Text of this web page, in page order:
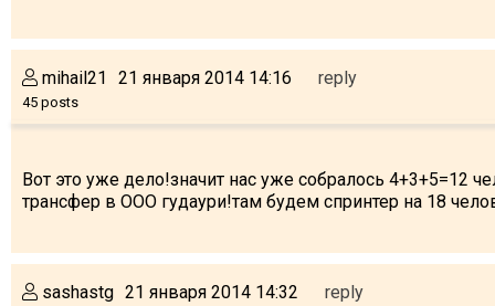
mihail21
45 posts
21 января 2014 14:16 reply
Вот это уже дело!значит нас уже собралось 4+3+5=12
трансфер в ООО гудаури!там будем спринтер на 18
sashastg 21 января 2014 14:32 reply